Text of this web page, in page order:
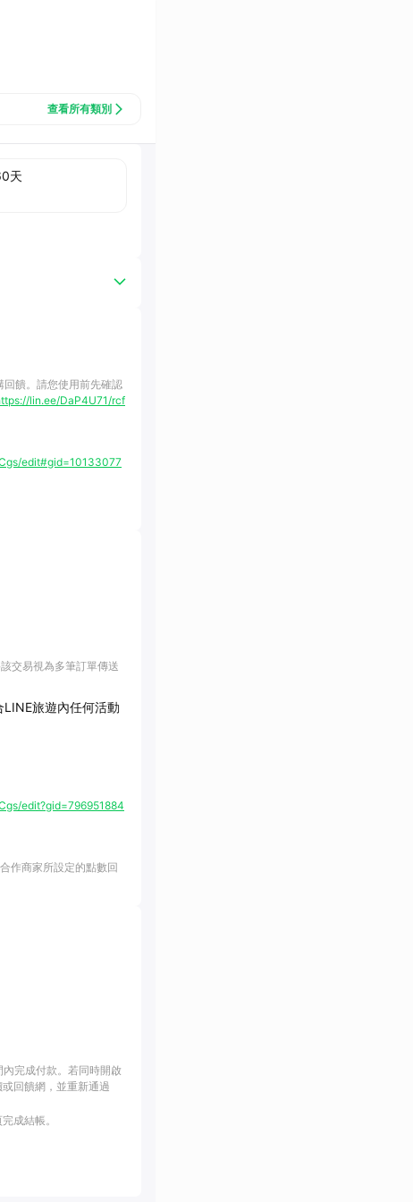
查看所有類別
天
饋。請您使用前先確認
lin.ee/DaP4U71/rcf
edit#gid=10133077
交易視為多筆訂單傳送
旅遊內任何活動
edit?gid=796951884
作商家所設定的點數回
完成付款。若同時開啟
回饋網，並重新通過
成結帳。